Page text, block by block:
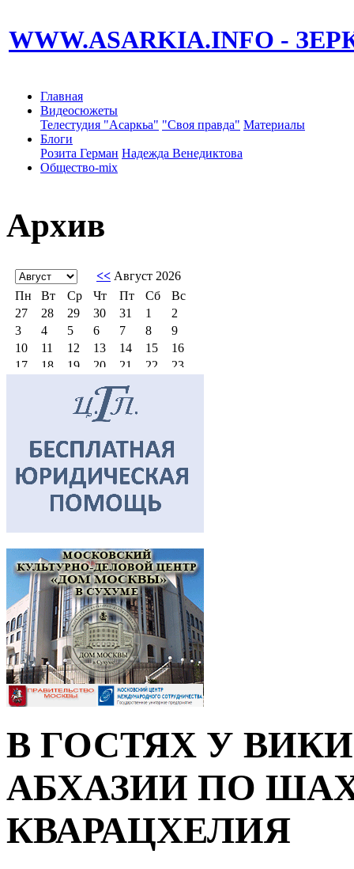
WWW.ASARKIA.INFO -
Главная
Видеосюжеты
Телестудия "Асаркьа" "Своя правда" Материалы
Блоги
Розита Герман Надежда Венедиктова
Общество-mix
Архив
В ГОСТЯХ У
АБХАЗИИ ПО
КВАРАЦХЕЛИЯ